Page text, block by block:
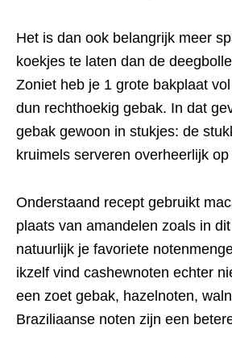
Het is dan ook belangrijk meer
koekjes te laten dan de
Zoniet heb je 1 grote bakplaat
dun rechthoekig gebak. In dat
gebak gewoon in stukjes: de
kruimels serveren overheerlijk
Onderstaand recept gebruikt
plaats van amandelen zoals in dit
natuurlijk je favoriete
ikzelf vind cashewnoten echter
een zoet gebak, hazelnoten,
Braziliaanse noten zijn een